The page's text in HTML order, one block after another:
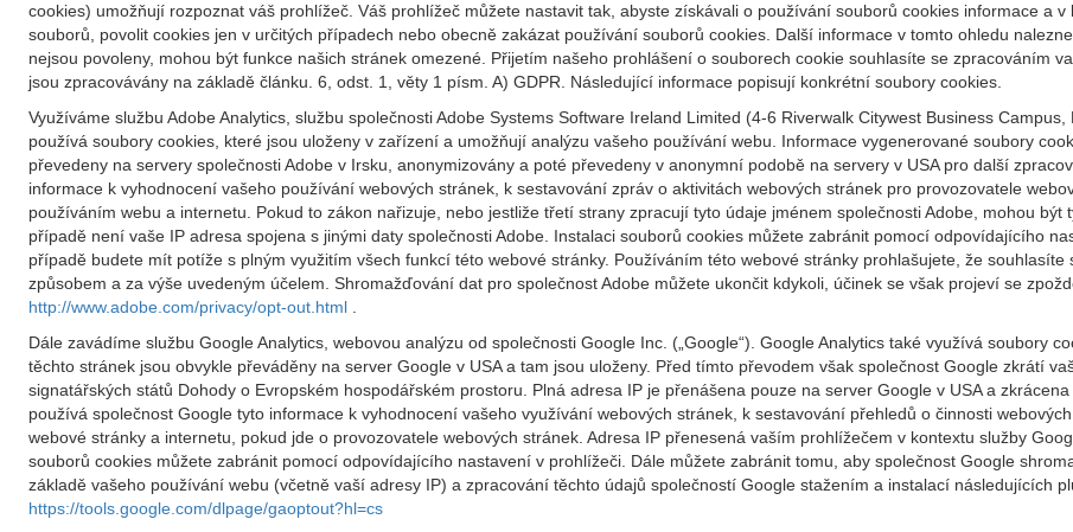
cookies) umožňují rozpoznat váš prohlížeč. Váš prohlížeč můžete nastavit tak, abyste získávali o používání souborů cookies informace a
souborů, povolit cookies jen v určitých případech nebo obecně zakázat používání souborů cookies. Další informace v tomto ohledu
nejsou povoleny, mohou být funkce našich stránek omezené. Přijetím našeho prohlášení o souborech cookie souhlasíte se zpracováním
jsou zpracovávány na základě článku. 6, odst. 1, věty 1 písm. A) GDPR. Následující informace popisují konkrétní soubory cookies.
Využíváme službu Adobe Analytics, službu společnosti Adobe Systems Software Ireland Limited (4-6 Riverwalk Citywest Business
používá soubory cookies, které jsou uloženy v zařízení a umožňují analýzu vašeho používání webu. Informace vygenerované soubory
převedeny na servery společnosti Adobe v Irsku, anonymizovány a poté převedeny v anonymní podobě na servery v USA pro další
informace k vyhodnocení vašeho používání webových stránek, k sestavování zpráv o aktivitách webových stránek pro provozovatele
používáním webu a internetu. Pokud to zákon nařizuje, nebo jestliže třetí strany zpracují tyto údaje jménem společnosti Adobe, mohou
případě není vaše IP adresa spojena s jinými daty společnosti Adobe. Instalaci souborů cookies můžete zabránit pomocí odpovídajícího
případě budete mít potíže s plným využitím všech funkcí této webové stránky. Používáním této webové stránky prohlašujete, že
způsobem a za výše uvedeným účelem. Shromažďování dat pro společnost Adobe můžete ukončit kdykoli, účinek se však projeví se
http://www.adobe.com/privacy/opt-out.html
Dále zavádíme službu Google Analytics, webovou analýzu od společnosti Google Inc. („Google“). Google Analytics také využívá soubory
těchto stránek jsou obvykle převáděny na server Google v USA a tam jsou uloženy. Před tímto převodem však společnost Google zkrátí
signatářských států Dohody o Evropském hospodářském prostoru. Plná adresa IP je přenášena pouze na server Google v USA a
používá společnost Google tyto informace k vyhodnocení vašeho využívání webových stránek, k sestavování přehledů o činnosti
webové stránky a internetu, pokud jde o provozovatele webových stránek. Adresa IP přenesená vaším prohlížečem v kontextu služby
souborů cookies můžete zabránit pomocí odpovídajícího nastavení v prohlížeči. Dále můžete zabránit tomu, aby společnost Google
základě vašeho používání webu (včetně vaší adresy IP) a zpracování těchto údajů společností Google stažením a instalací následujících
https://tools.google.com/dlpage/gaoptout?hl=cs